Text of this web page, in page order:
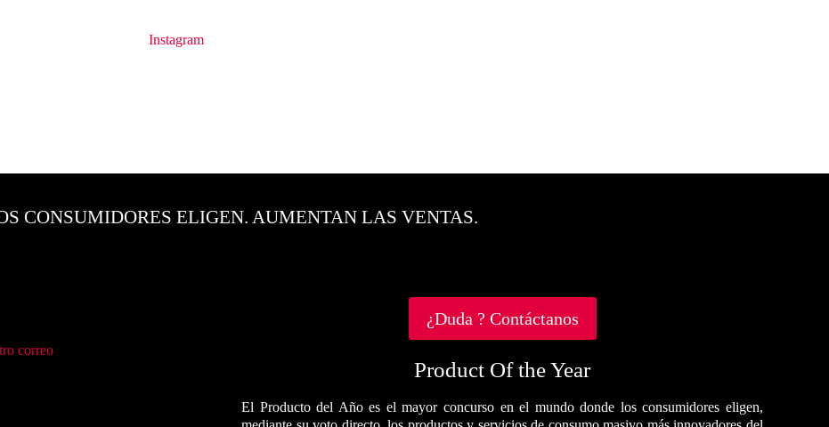
Instagram
CONSUMIDORES ELIGEN. AUMENTAN LAS VENTAS.
correo
¿Duda ? Contáctanos
Product Of the Year
El Producto del Año es el mayor concurso en el mundo donde los consumidores eligen,